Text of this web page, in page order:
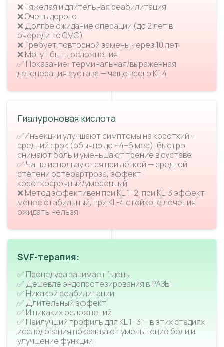
❌ Тяжелая и длительная реабилитация
❌ Очень дорого
❌ Долгое ожидание операции (до 2 лет в
очереди по ОМС)
❌ Требует повторной замены через 10 лет
❌ Могут быть осложнения
✅ Показание: терминальная/выраженная
дегенерация сустава — чаще всего KL 4
Гиалуроновая кислота
✅Инъекции улучшают симптомы на короткий –
средний срок (обычно до ~4–6 мес), быстро
снимают боль и уменьшают трение в суставе
✅ Чаще используются при лёгкой — средней
степени остеоартроза, эффект
короткосрочный/умеренный
❌ Метод эффективен при KL 1–2, при KL-3 эффект
менее стабильный, при KL-4 стойкого лечения
ожидать нельзя
SVF-терапия:
✅ Процедура занимает 1 день
✅ Дешевле эндопротезирования в РАЗЫ
✅ Никакой реабилитации
✅ Длительный эффект
✅ И никаких осложнений
✅ Наилучший профиль для KL 1–3 — в этих стадиях
исследования показывают уменьшение боли и
улучшение функции